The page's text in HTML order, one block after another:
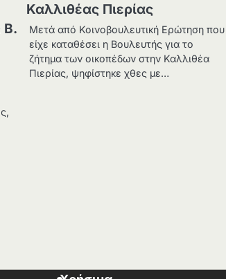
Β.
Καλλιθέας Πιερίας
Μετά από Κοινοβουλευτική Ερώτηση που
είχε καταθέσει η Βουλευτής για το
ζήτημα των οικοπέδων στην Καλλιθέα
Πιερίας, ψηφίστηκε χθες με…